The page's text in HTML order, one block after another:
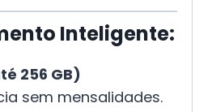
Inteligente:
256 GB)
sem mensalidades.